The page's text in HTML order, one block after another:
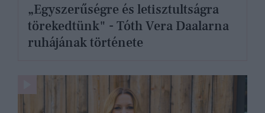
„Egyszerűségre és letisztultságra
törekedtünk" - Tóth Vera Daalarna
ruhájának története